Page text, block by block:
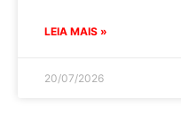
LEIA MAIS »
20/07/2026